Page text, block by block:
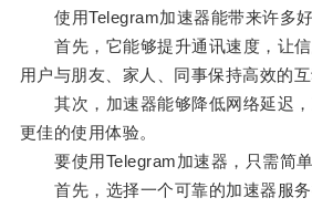
使用Telegram加速器能带来许多好
首先，它能够提升通讯速度，让信
用户与朋友、家人、同事保持高效的互
其次，加速器能够降低网络延迟，
更佳的使用体验。
要使用Telegram加速器，只需简单
首先，选择一个可靠的加速器服务